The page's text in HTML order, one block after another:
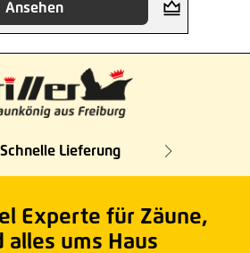
Ansehen
Schnelle Lieferung
Experte für Zäune,
alles ums Haus